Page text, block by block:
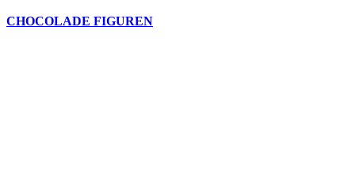
CHOCOLADE FIGUREN